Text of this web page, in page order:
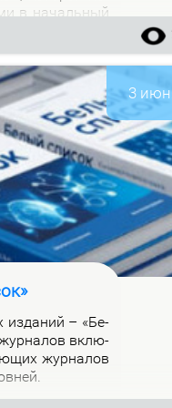
в на­чаль­ный
3
из­да­ний – «Бе­
жур­на­лов вклю­
жур­на­лов